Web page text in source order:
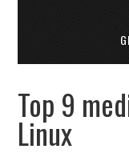
Top 9
Linux